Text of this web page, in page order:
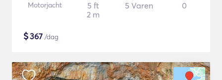
Motorjacht
5 ft
2 m
5 Varen 0
$367 /dag